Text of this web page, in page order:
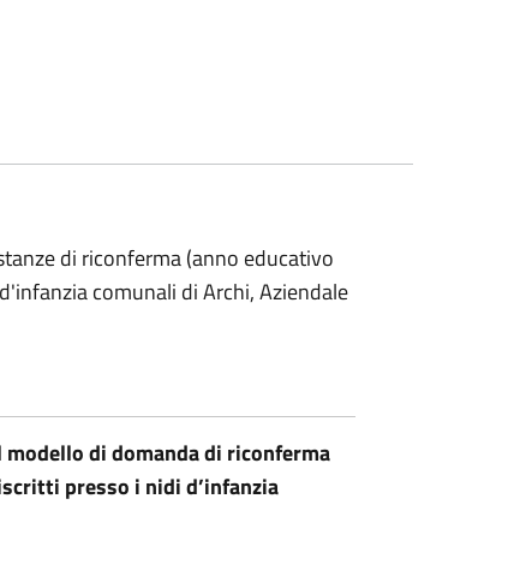
di riconferma (anno educativo
comunali di Archi, Aziendale
di domanda di riconferma
presso i nidi d’infanzia